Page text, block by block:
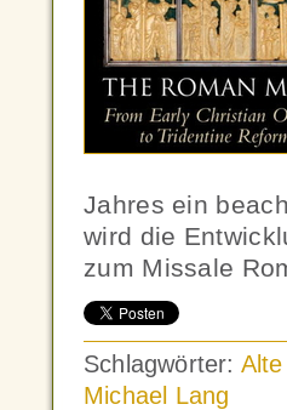
Jahres ein
wird die
zum Missale
Schlagwörter:
Michael Lang